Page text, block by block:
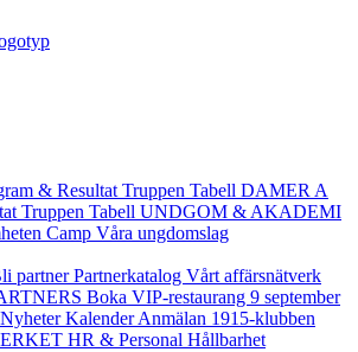
& Resultat Truppen Tabell DAMER A
Truppen Tabell UNDGOM & AKADEMI
Camp Våra ungdomslag
partnerPartnerkatalog Vårt affärsnätverk
Boka VIP-restaurang 9 september
NyheterKalenderAnmälan 1915-klubben
HR & Personal Hållbarhet